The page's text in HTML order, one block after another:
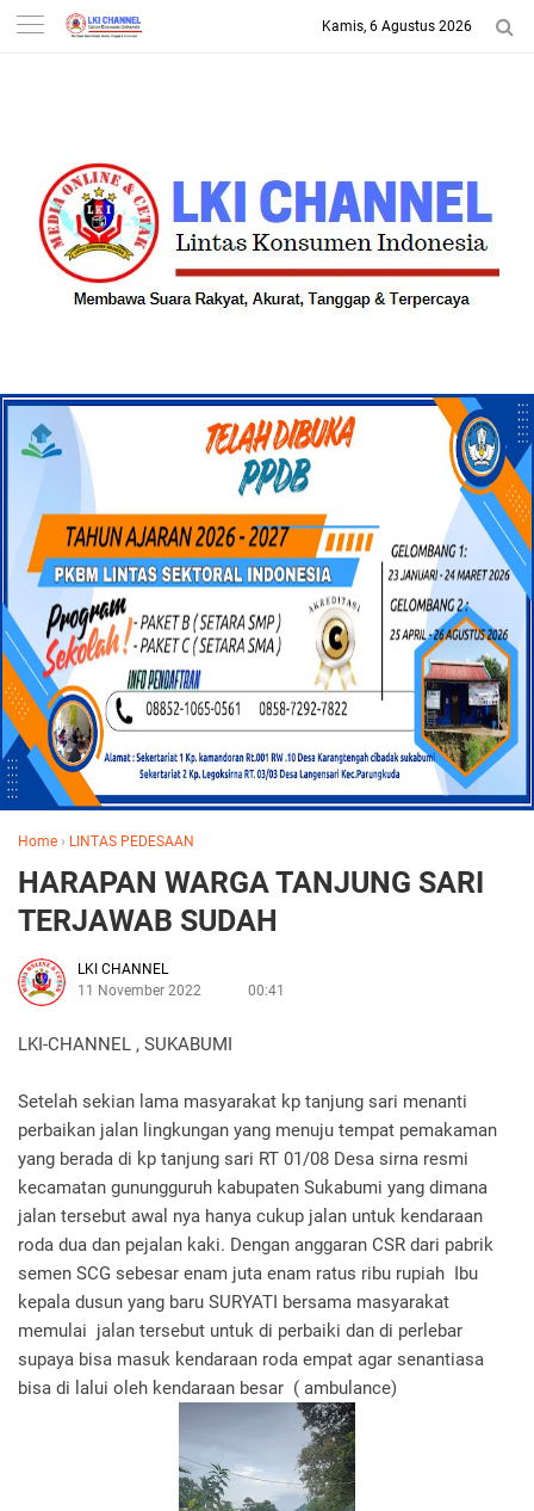
-->
Kamis, 6 Agustus 2026
Home › LINTAS PEDESAAN
HARAPAN WARGA TANJUNG SARI
TERJAWAB SUDAH
LKI CHANNEL
11 November 2022
00:41
LKI-CHANNEL , SUKABUMI
Setelah sekian lama masyarakat kp tanjung sari menanti
perbaikan jalan lingkungan yang menuju tempat pemakaman
yang berada di kp tanjung sari RT 01/08 Desa sirna resmi
kecamatan gunungguruh kabupaten Sukabumi yang dimana
jalan tersebut awal nya hanya cukup jalan untuk kendaraan
roda dua dan pejalan kaki. Dengan anggaran CSR dari pabrik
semen SCG sebesar enam juta enam ratus ribu rupiah Ibu
kepala dusun yang baru SURYATI bersama masyarakat
memulai jalan tersebut untuk di perbaiki dan di perlebar
supaya bisa masuk kendaraan roda empat agar senantiasa
bisa di lalui oleh kendaraan besar ( ambulance)